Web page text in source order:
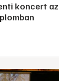
koncert